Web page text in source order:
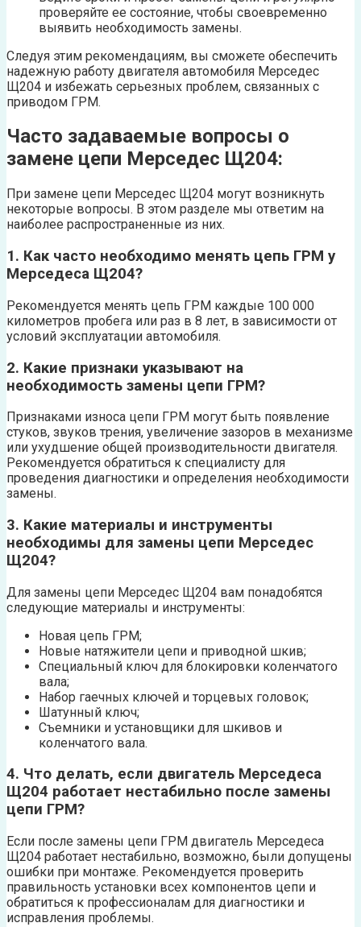
проверяйте ее состояние, чтобы своевременно
выявить необходимость замены.
Следуя этим рекомендациям, вы сможете обеспечить
надежную работу двигателя автомобиля Мерседес
Щ204 и избежать серьезных проблем, связанных с
приводом ГРМ.
Часто задаваемые вопросы о
замене цепи Мерседес Щ204:
При замене цепи Мерседес Щ204 могут возникнуть
некоторые вопросы. В этом разделе мы ответим на
наиболее распространенные из них.
1. Как часто необходимо менять цепь ГРМ у
Мерседеса Щ204?
Рекомендуется менять цепь ГРМ каждые 100 000
километров пробега или раз в 8 лет, в зависимости от
условий эксплуатации автомобиля.
2. Какие признаки указывают на
необходимость замены цепи ГРМ?
Признаками износа цепи ГРМ могут быть появление
стуков, звуков трения, увеличение зазоров в механизме
или ухудшение общей производительности двигателя.
Рекомендуется обратиться к специалисту для
проведения диагностики и определения необходимости
замены.
3. Какие материалы и инструменты
необходимы для замены цепи Мерседес
Щ204?
Для замены цепи Мерседес Щ204 вам понадобятся
следующие материалы и инструменты:
Новая цепь ГРМ;
Новые натяжители цепи и приводной шкив;
Специальный ключ для блокировки коленчатого
вала;
Набор гаечных ключей и торцевых головок;
Шатунный ключ;
Съемники и установщики для шкивов и
коленчатого вала.
4. Что делать, если двигатель Мерседеса
Щ204 работает нестабильно после замены
цепи ГРМ?
Если после замены цепи ГРМ двигатель Мерседеса
Щ204 работает нестабильно, возможно, были допущены
ошибки при монтаже. Рекомендуется проверить
правильность установки всех компонентов цепи и
обратиться к профессионалам для диагностики и
исправления проблемы.